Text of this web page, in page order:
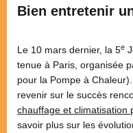
Bien entretenir
Le 10 mars dernier, la 5e
tenue à Paris, organisée
pour la Pompe à
revenir sur le succès
chauffage et climatisation
savoir plus sur les